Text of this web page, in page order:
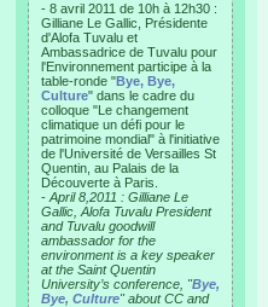
- 8 avril 2011 de 10h à 12h30 :
Gilliane Le Gallic, Présidente
d'Alofa Tuvalu et
Ambassadrice de Tuvalu pour
l'Environnement participe à la
table-ronde "Bye, Bye,
Culture" dans le cadre du
colloque "Le changement
climatique un défi pour le
patrimoine mondial" à l'initiative
de l'Université de Versailles St
Quentin, au Palais de la
Découverte à Paris.
- April 8,2011 : Gilliane Le
Gallic, Alofa Tuvalu President
and Tuvalu goodwill
ambassador for the
environment is a key speaker
at the Saint Quentin
University’s conference, "Bye,
Bye, Culture" about CC and